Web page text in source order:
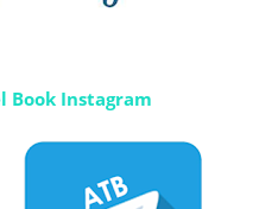
Book Instagram